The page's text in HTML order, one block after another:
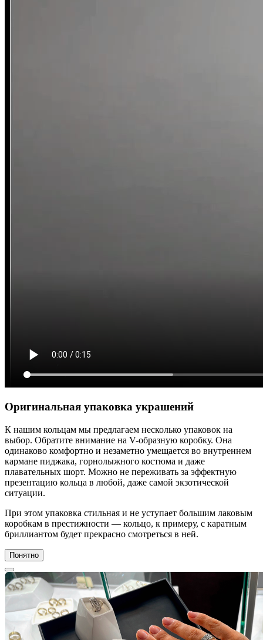
Оригинальная упаковка украшений
К нашим кольцам мы предлагаем несколько упаковок на
выбор. Обратите внимание на V-образную коробку. Она
одинаково комфортно и незаметно умещается во внутреннем
кармане пиджака, горнолыжного костюма и даже
плавательных шорт. Можно не переживать за эффектную
презентацию кольца в любой, даже самой экзотической
ситуации.
При этом упаковка стильная и не уступает большим лаковым
коробкам в престижности — кольцо, к примеру, с каратным
бриллиантом будет прекрасно смотреться в ней.
Понятно